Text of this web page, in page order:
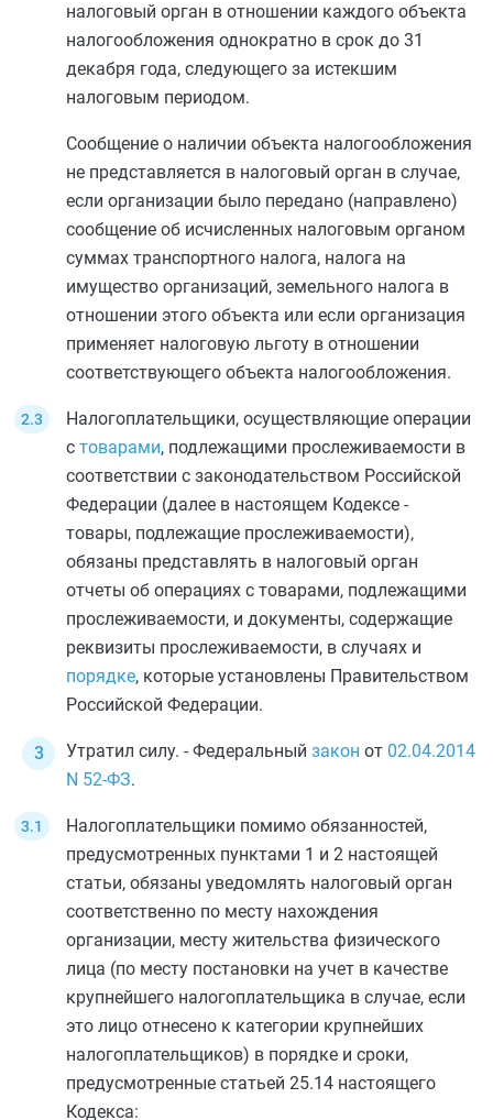
налоговый орган в отношении каждого объекта
налогообложения однократно в срок до 31
декабря года, следующего за истекшим
налоговым периодом.
Сообщение о наличии объекта налогообложения
не представляется в налоговый орган в случае,
если организации было передано (направлено)
сообщение об исчисленных налоговым органом
суммах транспортного налога, налога на
имущество организаций, земельного налога в
отношении этого объекта или если организация
применяет налоговую льготу в отношении
соответствующего объекта налогообложения.
Налогоплательщики, осуществляющие операции
с товарами, подлежащими прослеживаемости в
соответствии с законодательством Российской
Федерации (далее в настоящем Кодексе -
товары, подлежащие прослеживаемости),
обязаны представлять в налоговый орган
отчеты об операциях с товарами, подлежащими
прослеживаемости, и документы, содержащие
реквизиты прослеживаемости, в случаях и
порядке, которые установлены Правительством
Российской Федерации.
Утратил силу. - Федеральный закон от 02.04.2014
N 52-ФЗ.
Налогоплательщики помимо обязанностей,
предусмотренных пунктами 1 и 2 настоящей
статьи, обязаны уведомлять налоговый орган
соответственно по месту нахождения
организации, месту жительства физического
лица (по месту постановки на учет в качестве
крупнейшего налогоплательщика в случае, если
это лицо отнесено к категории крупнейших
налогоплательщиков) в порядке и сроки,
предусмотренные статьей 25.14 настоящего
Кодекса: